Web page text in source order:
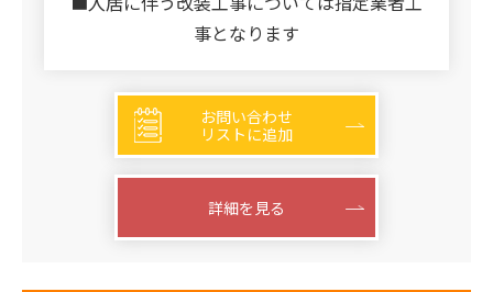
事となります
お問い合わせ
リストに追加
詳細を見る